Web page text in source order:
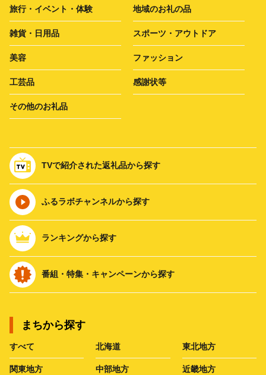
旅行・イベント・体験 地域のお礼の品
雑貨・日用品 スポーツ・アウトドア
美容 ファッション
工芸品 感謝状等
その他のお礼品
TVで紹介された返礼品から探す
ふるラボチャンネルから探す
ランキングから探す
番組・特集・キャンペーンから探す
まちから探す
すべて 北海道 東北地方
関東地方 中部地方 近畿地方